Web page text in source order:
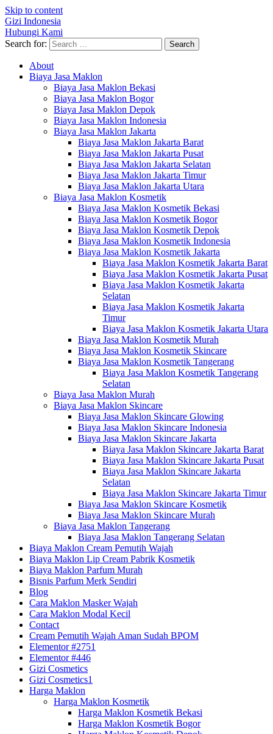
Skip to content
Gizi Indonesia
Hubungi Kami
Search for:
About
Biaya Jasa Maklon
Biaya Jasa Maklon Bekasi
Biaya Jasa Maklon Bogor
Biaya Jasa Maklon Depok
Biaya Jasa Maklon Indonesia
Biaya Jasa Maklon Jakarta
Biaya Jasa Maklon Jakarta Barat
Biaya Jasa Maklon Jakarta Pusat
Biaya Jasa Maklon Jakarta Selatan
Biaya Jasa Maklon Jakarta Timur
Biaya Jasa Maklon Jakarta Utara
Biaya Jasa Maklon Kosmetik
Biaya Jasa Maklon Kosmetik Bekasi
Biaya Jasa Maklon Kosmetik Bogor
Biaya Jasa Maklon Kosmetik Depok
Biaya Jasa Maklon Kosmetik Indonesia
Biaya Jasa Maklon Kosmetik Jakarta
Biaya Jasa Maklon Kosmetik Jakarta Barat
Biaya Jasa Maklon Kosmetik Jakarta Pusat
Biaya Jasa Maklon Kosmetik Jakarta
Selatan
Biaya Jasa Maklon Kosmetik Jakarta
Timur
Biaya Jasa Maklon Kosmetik Jakarta Utara
Biaya Jasa Maklon Kosmetik Murah
Biaya Jasa Maklon Kosmetik Skincare
Biaya Jasa Maklon Kosmetik Tangerang
Biaya Jasa Maklon Kosmetik Tangerang
Selatan
Biaya Jasa Maklon Murah
Biaya Jasa Maklon Skincare
Biaya Jasa Maklon Skincare Glowing
Biaya Jasa Maklon Skincare Indonesia
Biaya Jasa Maklon Skincare Jakarta
Biaya Jasa Maklon Skincare Jakarta Barat
Biaya Jasa Maklon Skincare Jakarta Pusat
Biaya Jasa Maklon Skincare Jakarta
Selatan
Biaya Jasa Maklon Skincare Jakarta Timur
Biaya Jasa Maklon Skincare Kosmetik
Biaya Jasa Maklon Skincare Murah
Biaya Jasa Maklon Tangerang
Biaya Jasa Maklon Tangerang Selatan
Biaya Maklon Cream Pemutih Wajah
Biaya Maklon Lip Cream Pabrik Kosmetik
Biaya Maklon Parfum Murah
Bisnis Parfum Merk Sendiri
Blog
Cara Maklon Masker Wajah
Cara Maklon Modal Kecil
Contact
Cream Pemutih Wajah Aman Sudah BPOM
Elementor #2751
Elementor #446
Gizi Cosmetics
Gizi Cosmetics1
Harga Maklon
Harga Maklon Kosmetik
Harga Maklon Kosmetik Bekasi
Harga Maklon Kosmetik Bogor